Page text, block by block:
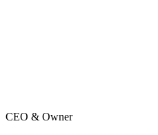
CEO & Owner